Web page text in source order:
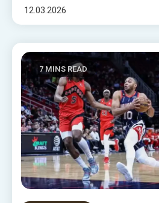
12.03.2026
7 MINS READ